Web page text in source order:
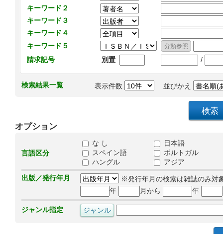
キーワード２
キーワード３
キーワード４
キーワード５
請求記号
別置 /
検索結果一覧 表示件数 並びかえ
オプション
言語区分
な し
日本語
スペイン語
ポルトガル
ハングル
アジア
出版／発行年月
※発行年月の検索は雑誌のみ対
年
月から 年
ジャンル指定